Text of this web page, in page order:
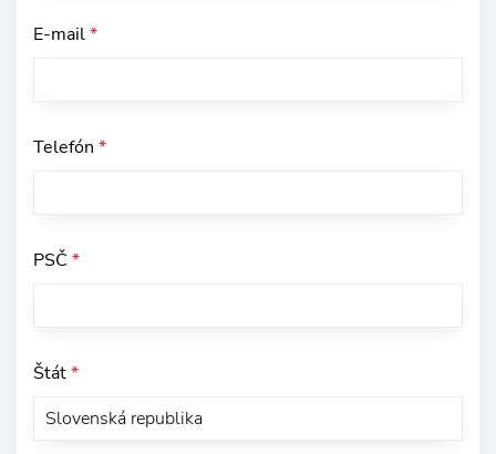
E-mail*
Telefón *
PSČ *
Štát*